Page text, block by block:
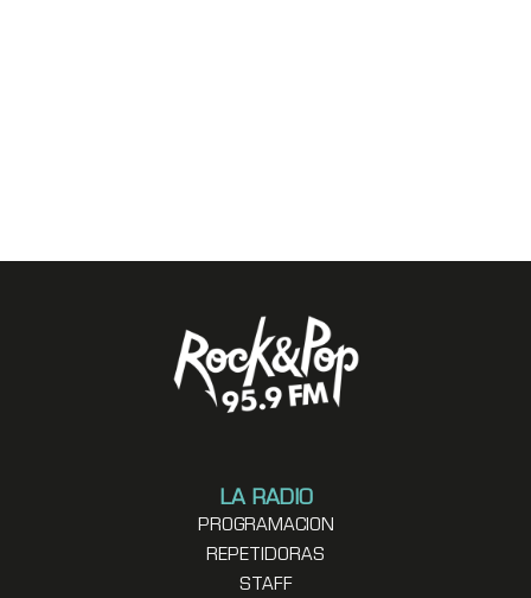
LA RADIO
PROGRAMACION
REPETIDORAS
STAFF